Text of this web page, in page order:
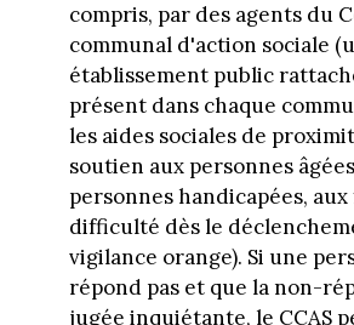
compris, par des agents du
communal d'action sociale
établissement public
présent dans chaque
les aides sociales de
soutien aux personnes
personnes handicapées,
difficulté dès le
vigilance orange). Si une
répond pas et que la non-
jugée inquiétante, le CCAS